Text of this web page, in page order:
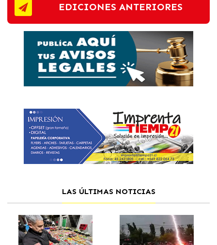
EDICIONES ANTERIORES
LAS ÚLTIMAS NOTICIAS